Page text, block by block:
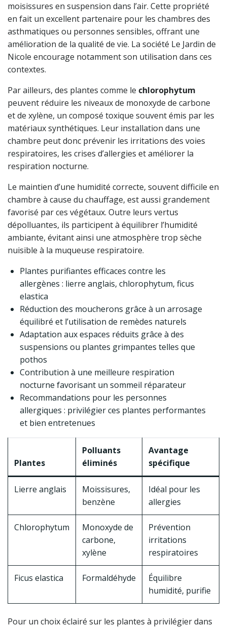
moisissures en suspension dans l’air. Cette propriété
en fait un excellent partenaire pour les chambres des
asthmatiques ou personnes sensibles, offrant une
amélioration de la qualité de vie. La société Le Jardin de
Nicole encourage notamment son utilisation dans ces
contextes.
Par ailleurs, des plantes comme le chlorophytum
peuvent réduire les niveaux de monoxyde de carbone
et de xylène, un composé toxique souvent émis par les
matériaux synthétiques. Leur installation dans une
chambre peut donc prévenir les irritations des voies
respiratoires, les crises d’allergies et améliorer la
respiration nocturne.
Le maintien d’une humidité correcte, souvent difficile en
chambre à cause du chauffage, est aussi grandement
favorisé par ces végétaux. Outre leurs vertus
dépolluantes, ils participent à équilibrer l’humidité
ambiante, évitant ainsi une atmosphère trop sèche
nuisible à la muqueuse respiratoire.
Plantes purifiantes efficaces contre les
allergènes : lierre anglais, chlorophytum, ficus
elastica
Réduction des moucherons grâce à un arrosage
équilibré et l’utilisation de remèdes naturels
Adaptation aux espaces réduits grâce à des
suspensions ou plantes grimpantes telles que
pothos
Contribution à une meilleure respiration
nocturne favorisant un sommeil réparateur
Recommandations pour les personnes
allergiques : privilégier ces plantes performantes
et bien entretenues
Plantes
Polluants
éliminés
Avantage
spécifique
Lierre anglais
Moissisures,
benzène
Idéal pour les
allergies
Chlorophytum
Monoxyde de
carbone,
xylène
Prévention
irritations
respiratoires
Ficus elastica Formaldéhyde
Équilibre
humidité, purifie
Pour un choix éclairé sur les plantes à privilégier dans